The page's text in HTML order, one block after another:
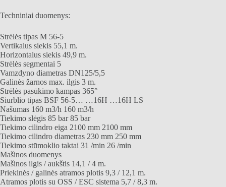
Techniniai duomenys:
Strėlės tipas M 56-5
Vertikalus siekis 55,1 m.
Horizontalus siekis 49,9 m.
Strėlės segmentai 5
Vamzdyno diametras DN125/5,5
Galinės žarnos max. ilgis 3 m.
Strėlės pasūkimo kampas 365°
Siurblio tipas BSF 56-5… …16H …16H LS
Našumas 160 m3/h 160 m3/h
Tiekimo slėgis 85 bar 85 bar
Tiekimo cilindro eiga 2100 mm 2100 mm
Tiekimo cilindro diametras 230 mm 250 mm
Tiekimo stūmoklio taktai 31 /min 26 /min
Mašinos duomenys
Mašinos ilgis / aukštis 14,1 / 4 m.
Priekinės / galinės atramos plotis 9,3 / 12,1 m.
Atramos plotis su OSS / ESC sistema 5,7 / 8,3 m.